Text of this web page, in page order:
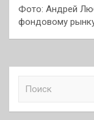
Фото: Андрей
фондовому